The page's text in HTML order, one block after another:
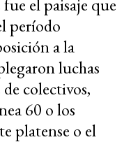
el paisaje que
período
a la
luchas
colectivos,
60 o los
platense o el